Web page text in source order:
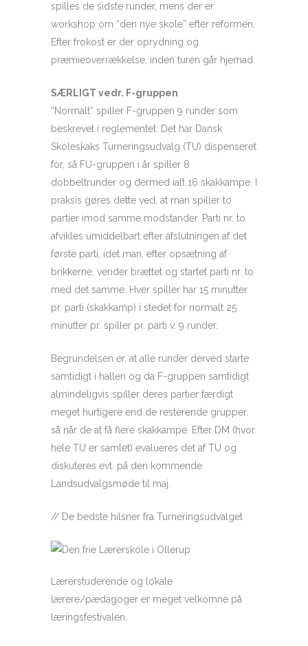
spilles de sidste runder, mens der er
workshop om “den nye skole” efter reformen.
Efter frokost er der oprydning og
præmieoverrækkelse, inden turen går hjemad.
SÆRLIGT vedr. F-gruppen
“Normalt” spiller F-gruppen 9 runder som
beskrevet i reglementet. Det har Dansk
Skoleskaks Turneringsudvalg (TU) dispenseret
for, så FU-gruppen i år spiller 8
dobbeltrunder og dermed ialt 16 skakkampe. I
praksis gøres dette ved, at man spiller to
partier imod samme modstander. Parti nr. to
afvikles umiddelbart efter afslutningen af det
første parti, idet man, efter opsætning af
brikkerne, vender brættet og startet parti nr. to
med det samme. Hver spiller har 15 minutter
pr. parti (skakkamp) i stedet for normalt 25
minutter pr. spiller pr. parti v. 9 runder.
Begrundelsen er, at alle runder derved starte
samtidigt i hallen og da F-gruppen samtidigt
almindeligvis spiller deres partier færdigt
meget hurtigere end de resterende grupper,
så når de at få flere skakkampe. Efter DM (hvor
hele TU er samlet) evalueres det af TU og
diskuteres evt. på den kommende
Landsudvalgsmøde til maj.
// De bedste hilsner fra Turneringsudvalget
Lærerstuderende og lokale
lærere/pædagoger er meget velkomne på
læringsfestivalen.